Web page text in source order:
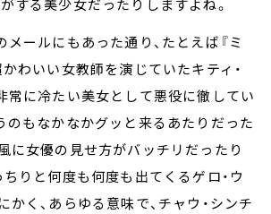
する美少女だったりしますよね。
メールにもあった通り、たとえば『ミ
わいい女教師を演じていたキティ・
常に冷たい美女として悪役に徹してい
のもなかなかグッと来るあたりだった
に女優の見せ方がバッチリだったり
ちりと何度も何度も出てくるゲロ・ウ
かく、あらゆる意味で、チャウ・シンチ